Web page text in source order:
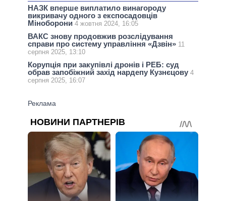
НАЗК вперше виплатило винагороду
викривачу одного з експосадовців
Міноборони 4 жовтня 2024, 16:05
ВАКС знову продовжив розслідування
справи про систему управління «Дзвін» 11
серпня 2025, 13:10
Корупція при закупівлі дронів і РЕБ: суд
обрав запобіжний захід нардепу Кузнєцову 4
серпня 2025, 16:07